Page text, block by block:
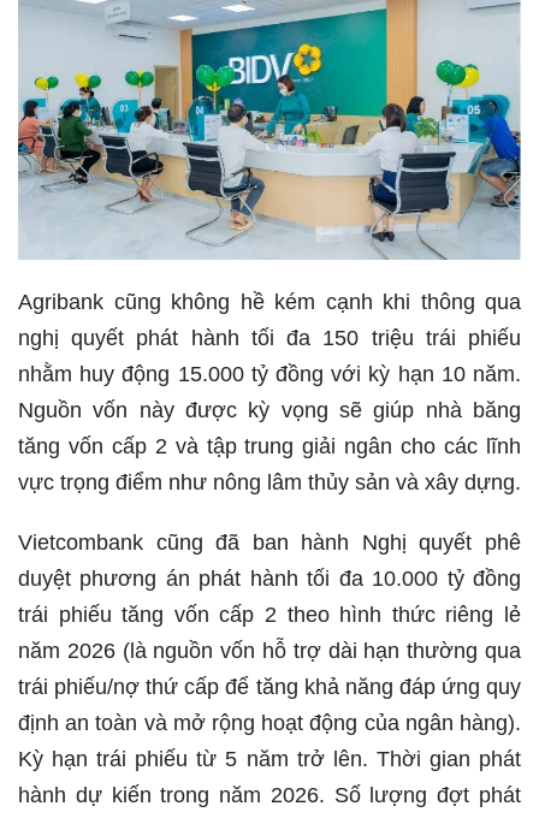
Agribank cũng không hề kém cạnh khi thông qua
nghị quyết phát hành tối đa 150 triệu trái phiếu
nhằm huy động 15.000 tỷ đồng với kỳ hạn 10 năm.
Nguồn vốn này được kỳ vọng sẽ giúp nhà băng
tăng vốn cấp 2 và tập trung giải ngân cho các lĩnh
vực trọng điểm như nông lâm thủy sản và xây dựng.
Vietcombank cũng đã ban hành Nghị quyết phê
duyệt phương án phát hành tối đa 10.000 tỷ đồng
trái phiếu tăng vốn cấp 2 theo hình thức riêng lẻ
năm 2026 (là nguồn vốn hỗ trợ dài hạn thường qua
trái phiếu/nợ thứ cấp để tăng khả năng đáp ứng quy
định an toàn và mở rộng hoạt động của ngân hàng).
Kỳ hạn trái phiếu từ 5 năm trở lên. Thời gian phát
hành dự kiến trong năm 2026. Số lượng đợt phát